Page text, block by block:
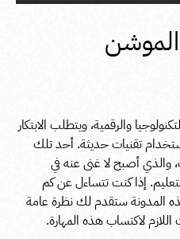
والرقمية، ويتطلب الابتكار
تقنيات حديثة. أحد تلك
والذي أصبح لا غنى عنه في
إذا كنت تتساءل عن كم
المدونة ستقدم لك نظرة عامة
لاكتساب هذه المهارة.